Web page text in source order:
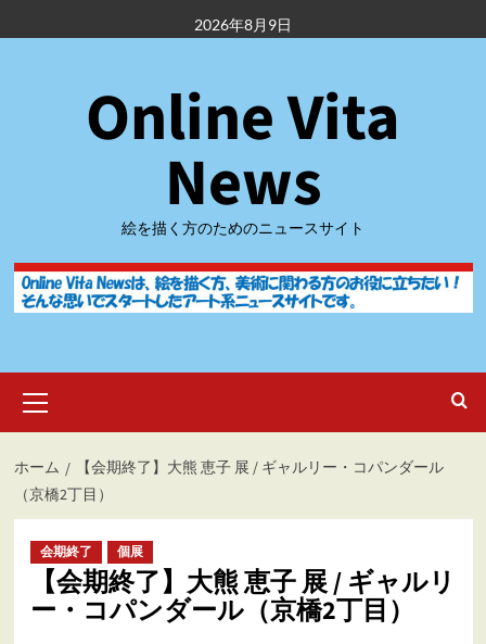
容
2026年8月9日
Online Vita
News
絵を描く方のためのニュースサイト
イ
ン
ニ
ュ
ー
ホーム
【会期終了】大熊 恵子 展 / ギャルリー・コパンダール
（京橋2丁目）
会期終了 個展
【会期終了】大熊 恵子 展 / ギャルリ
ー・コパンダール（京橋2丁目）